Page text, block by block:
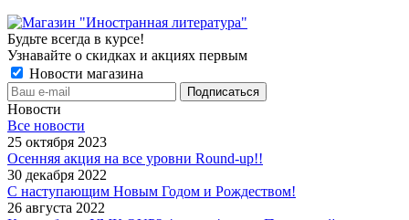
Будьте всегда в курсе!
Узнавайте о скидках и акциях первым
Новости магазина
Новости
Все новости
25 октября 2023
Осенняя акция на все уровни Round-up!!
30 декабря 2022
С наступающим Новым Годом и Рождеством!
26 августа 2022